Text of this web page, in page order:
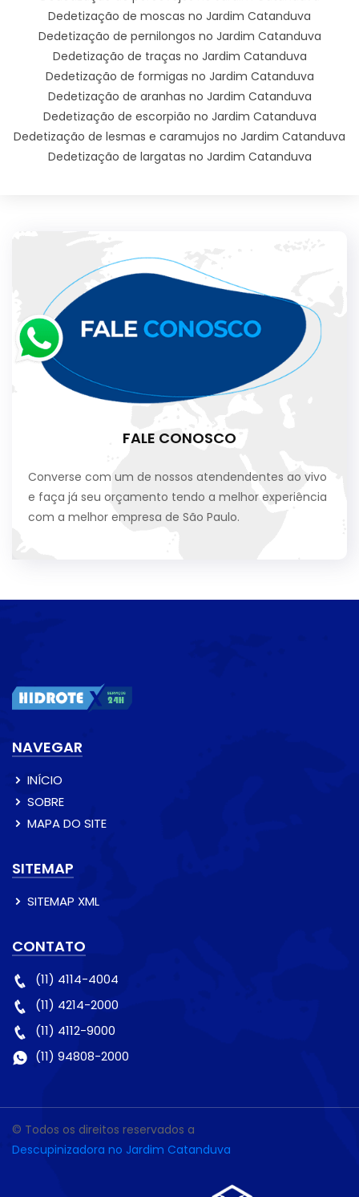
Dedetização de moscas no Jardim Catanduva
Dedetização de pernilongos no Jardim Catanduva
Dedetização de traças no Jardim Catanduva
Dedetização de formigas no Jardim Catanduva
Dedetização de aranhas no Jardim Catanduva
Dedetização de escorpião no Jardim Catanduva
Dedetização de lesmas e caramujos no Jardim Catanduva
Dedetização de largatas no Jardim Catanduva
FALE CONOSCO
Converse com um de nossos atendendentes ao vivo
e faça já seu orçamento tendo a melhor experiência
com a melhor empresa de São Paulo.
NAVEGAR
INÍCIO
SOBRE
MAPA DO SITE
SITEMAP
SITEMAP XML
CONTATO
(11) 4114-4004
(11) 4214-2000
(11) 4112-9000
(11) 94808-2000
© Todos os direitos reservados a
Descupinizadora no Jardim Catanduva